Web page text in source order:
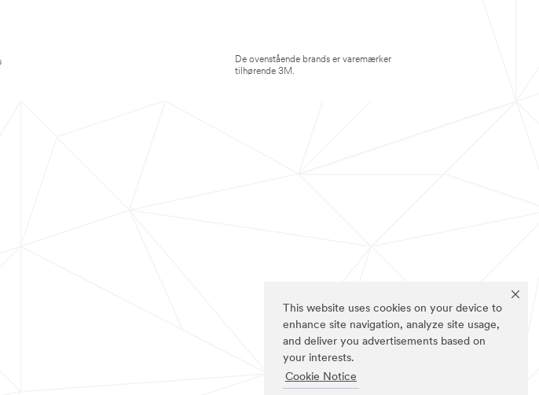
This website uses cookies on your device to
enhance site navigation, analyze site usage,
and deliver you advertisements based on
your interests.
Cookie Notice
De ovenstående brands er varemærker
tilhørende 3M.